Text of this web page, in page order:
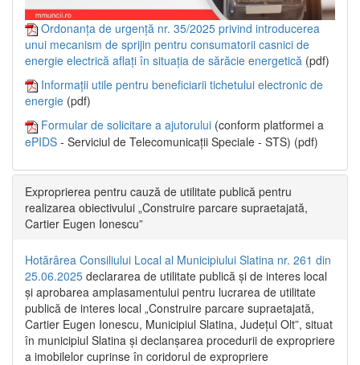
Ordonanța de urgență nr. 35/2025 privind introducerea
unui mecanism de sprijin pentru consumatorii casnici de
energie electrică aflați în situația de sărăcie energetică (pdf)
Informații utile pentru beneficiarii tichetului electronic de
energie (pdf)
Formular de solicitare a ajutorului (conform platformei a
ePIDS - Serviciul de Telecomunicații Speciale - STS) (pdf)
Exproprierea pentru cauză de utilitate publică pentru
realizarea obiectivului „Construire parcare supraetajată,
Cartier Eugen Ionescu”
Hotărârea Consiliului Local al Municipiului Slatina nr. 261 din
25.06.2025 declararea de utilitate publică și de interes local
și aprobarea amplasamentului pentru lucrarea de utilitate
publică de interes local „Construire parcare supraetajată,
Cartier Eugen Ionescu, Municipiul Slatina, Județul Olt”, situat
în municipiul Slatina și declanșarea procedurii de expropriere
a imobilelor cuprinse în coridorul de expropriere